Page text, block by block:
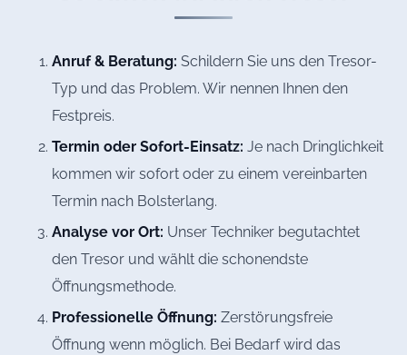
Anruf & Beratung: Schildern Sie uns den Tresor-
Typ und das Problem. Wir nennen Ihnen den
Festpreis.
Termin oder Sofort-Einsatz: Je nach Dringlichkeit
kommen wir sofort oder zu einem vereinbarten
Termin nach Bolsterlang.
Analyse vor Ort: Unser Techniker begutachtet
den Tresor und wählt die schonendste
Öffnungsmethode.
Professionelle Öffnung: Zerstörungsfreie
Öffnung wenn möglich. Bei Bedarf wird das